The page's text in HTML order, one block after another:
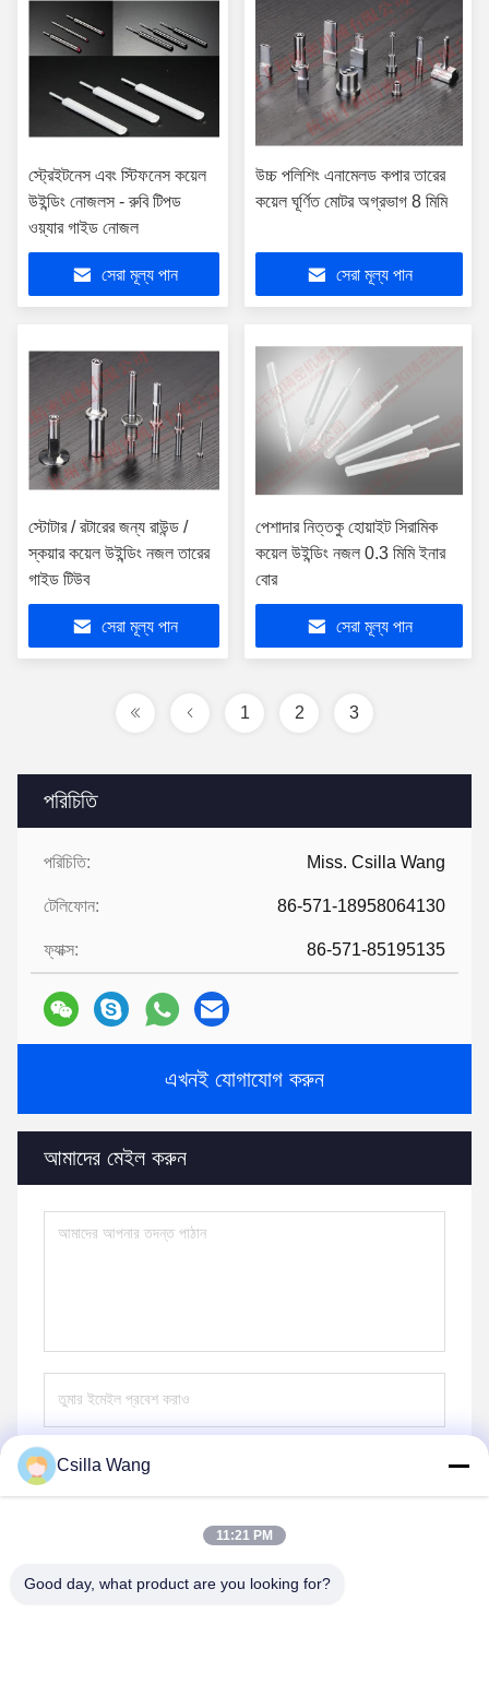
পরিচিতি
পরিচিতি: Miss. Csilla Wang
টেলিফোন: 86-571-18958064130
ফ্যাক্স: 86-571-85195135
এখনই যোগাযোগ করুন
আমাদের মেইল ​​করুন
স্ট্রেইটনেস এবং স্টিফনেস কয়েল
উইন্ডিং নোজলস - রুবি টিপড
ওয়্যার গাইড নোজল
সেরা মূল্য পান
উচ্চ পলিশিং এনামেলড কপার তারের
কয়েল ঘূর্ণিত মোটর অগ্রভাগ 8 মিমি
সেরা মূল্য পান
স্টোটার / রটারের জন্য রাউন্ড /
স্কয়ার কয়েল উইন্ডিং নজল তারের
গাইড টিউব
সেরা মূল্য পান
পেশাদার নিত্তকু হোয়াইট সিরামিক
কয়েল উইন্ডিং নজল 0.3 মিমি ইনার
বোর
সেরা মূল্য পান
1 2 3
Csilla Wang
11:21 PM
Good day, what product are you looking for?